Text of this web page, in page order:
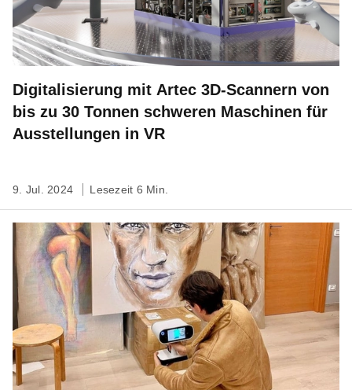
Digitalisierung mit Artec 3D-Scannern von
bis zu 30 Tonnen schweren Maschinen für
Ausstellungen in VR
9. Jul. 2024 Lesezeit 6 Min.